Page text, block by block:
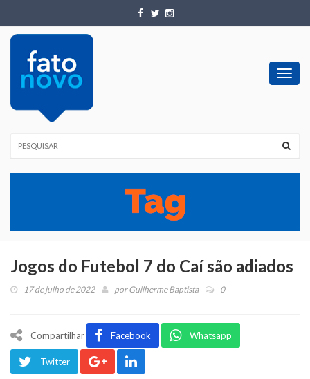
Jogos do Futebol 7 do Caí são adiados
17 de julho de 2022 porGuilherme Baptista 0
Compartilhar Facebook Whatsapp
Twitter